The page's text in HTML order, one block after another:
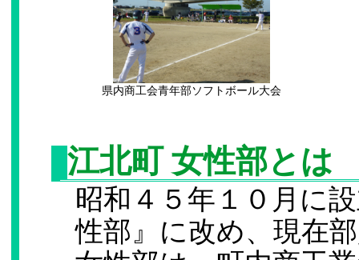
県内商工会青年部ソフトボール大会
江北町 女性部とは
昭和４５年１０月に
性部』に改め、現在